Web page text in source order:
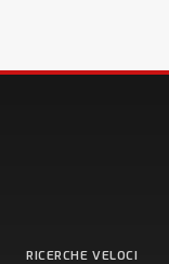
RICERCHE VELOCI